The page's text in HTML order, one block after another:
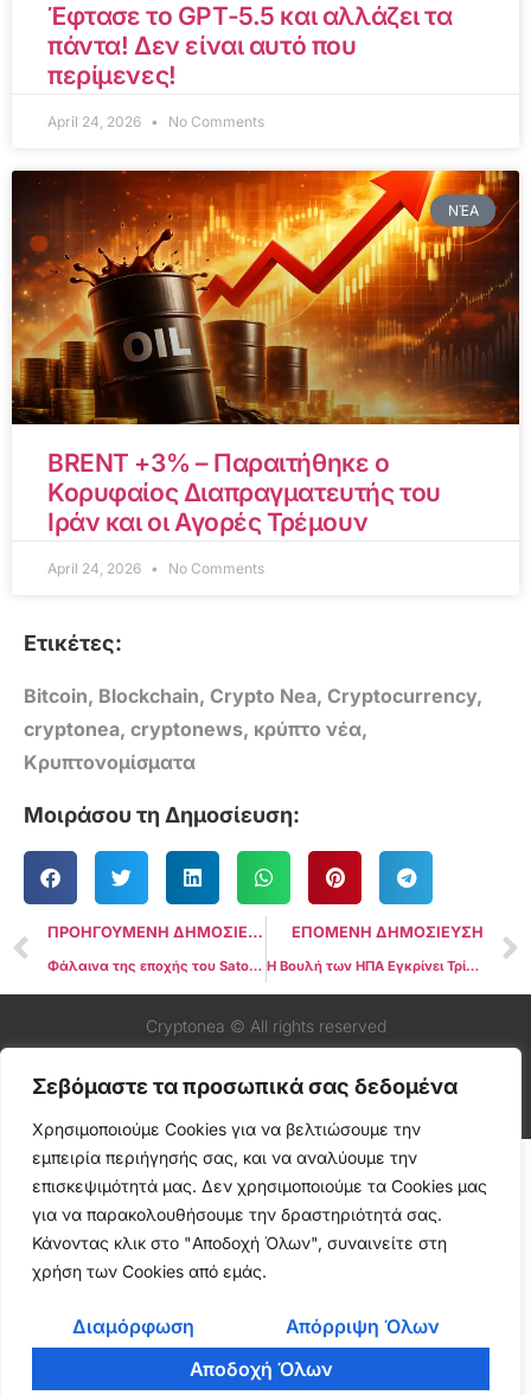
Σεβόμαστε τα προσωπικά σας δεδομένα
Χρησιμοποιούμε Cookies για να βελτιώσουμε την
εμπειρία περιήγησής σας, και να αναλύουμε την
επισκεψιμότητά μας. Δεν χρησιμοποιούμε τα Cookies μας
για να παρακολουθήσουμε την δραστηριότητά σας.
Κάνοντας κλικ στο "Αποδοχή Όλων", συναινείτε στη
χρήση των Cookies από εμάς.
Διαμόρφωση
Απόρριψη Όλων
Αποδοχή Όλων
Έφτασε το GPT-5.5 και αλλάζει τα
πάντα! Δεν είναι αυτό που
περίμενες!
April 24, 2026 No Comments
ΝΈΑ
BRENT +3% – Παραιτήθηκε ο
Κορυφαίος Διαπραγματευτής του
Ιράν και οι Αγορές Τρέμουν
April 24, 2026 No Comments
Ετικέτες:
Bitcoin, Blockchain, Crypto Nea, Cryptocurrency,
cryptonea, cryptonews, κρύπτο νέα,
Κρυπτονομίσματα
Μοιράσου τη Δημοσίευση:
ΠΡΟΗΓΟΥΜΕΝΗ ΔΗΜΟΣΙΕΥΣΗ
Φάλαινα της εποχής του Satoshi μεταφέρει δεύτερο τεράστιο πακέτο Bitcoin στη Galaxy Digital
ΕΠΟΜΕΝΗ ΔΗΜΟΣΙΕΥΣΗ
Η Βουλή των ΗΠΑ Εγκρίνει Τρία Καίρια Νομοσχέδια για τα Κρυπτονομίσματα Πριν το Καλοκαιρινό Διάλειμμα
Cryptonea © All rights reserved